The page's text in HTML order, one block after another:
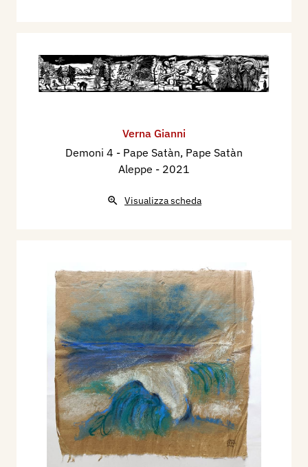
Verna Gianni
Demoni 4 - Pape Satàn, Pape Satàn
Aleppe - 2021
Visualizza scheda